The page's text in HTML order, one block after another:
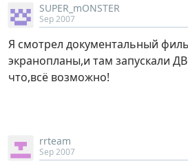
SUPER_mONSTER
Sep 2007
Я смотрел документальный
экранопланы,и там запускали
что,всё возможно!
rrteam
Sep 2007